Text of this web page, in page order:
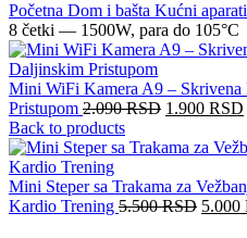
Početna Dom i bašta Kućni aparati
8 četki — 1500W, para do 105°C
Mini WiFi Kamera A9 – Skrivena
Pristupom 2.090RSD 1.900 RSD
Back to products
Mini Steper sa Trakama za
Kardio Trening 5.500RSD 5.000